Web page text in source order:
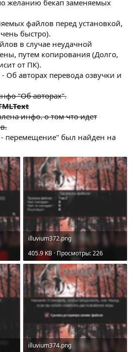
желанию бекап заменяемых
файлов перед установкой,
быстро).
в случае неудачной
путем копирования (Долго,
от ПК).
- Об авторах перевода озвучки и
"Об авторах".
инфо. о том что идет
перемещение" был найден на
illuvium372.png
405.9 KB · Просмотры: 226
illuvium374.png